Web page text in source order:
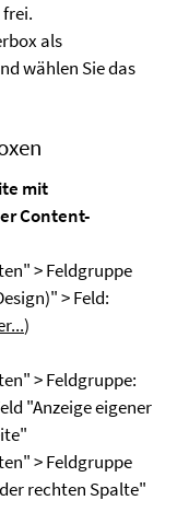
als
wählen Sie das
mit
Content-
> Feldgruppe
> Feld:
)
> Feldgruppe:
"Anzeige eigener
> Feldgruppe
rechten Spalte"